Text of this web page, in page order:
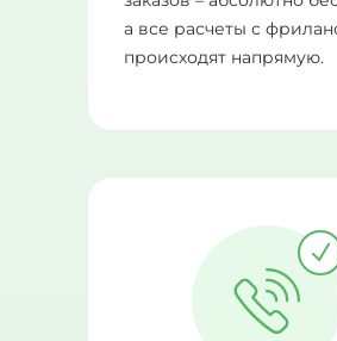
а все расчеты с
происходят напрямую.